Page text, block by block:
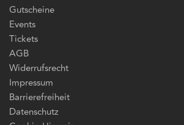
Gutscheine
Events
Tickets
AGB
Widerrufsrecht
Impressum
Barrierefreiheit
Datenschutz